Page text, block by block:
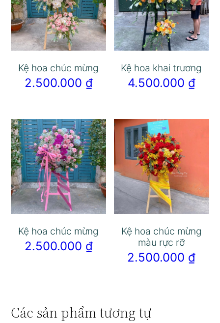
Kệ hoa chúc mừng
2.500.000 ₫
Kệ hoa khai trương
4.500.000 ₫
Kệ hoa chúc mừng
2.500.000 ₫
Kệ hoa chúc mừng
màu rực rỡ
2.500.000 ₫
Các sản phẩm tương tự